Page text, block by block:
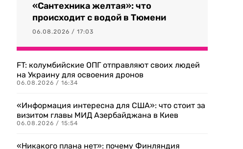
«Сантехника желтая»: что
происходит с водой в Тюмени
06.08.2026 / 17:03
FT: колумбийские ОПГ отправляют своих людей
на Украину для освоения дронов
06.08.2026 / 16:34
«Информация интересна для США»: что стоит за
визитом главы МИД Азербайджана в Киев
06.08.2026 / 15:54
«Никакого плана нет»: почему Финляндия